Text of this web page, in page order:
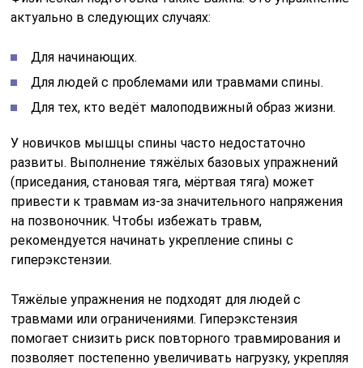
актуально в следующих случаях:
Для начинающих.
Для людей с проблемами или травмами спины.
Для тех, кто ведёт малоподвижный образ жизни.
У новичков мышцы спины часто недостаточно
развиты. Выполнение тяжёлых базовых упражнений
(приседания, становая тяга, мёртвая тяга) может
привести к травмам из-за значительного напряжения
на позвоночник. Чтобы избежать травм,
рекомендуется начинать укрепление спины с
гиперэкстензии.
Тяжёлые упражнения не подходят для людей с
травмами или ограничениями. Гиперэкстензия
помогает снизить риск повторного травмирования и
позволяет постепенно увеличивать нагрузку, укрепляя